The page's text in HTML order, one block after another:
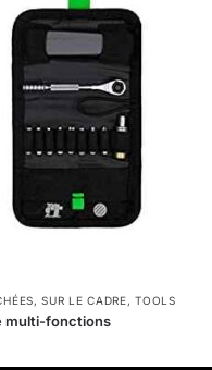
,SUR LE CADRE,TOOLS
multi-fonctions